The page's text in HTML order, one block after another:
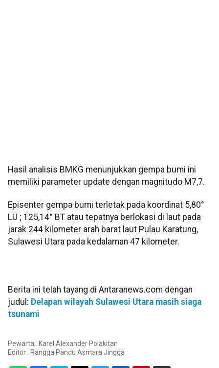
Hasil analisis BMKG menunjukkan gempa bumi ini
memiliki parameter update dengan magnitudo M7,7.
Episenter gempa bumi terletak pada koordinat 5,80°
LU ; 125,14° BT atau tepatnya berlokasi di laut pada
jarak 244 kilometer arah barat laut Pulau Karatung,
Sulawesi Utara pada kedalaman 47 kilometer.
Berita ini telah tayang di Antaranews.com dengan
judul: Delapan wilayah Sulawesi Utara masih siaga
tsunami
Pewarta : Karel Alexander Polakitan
Editor : Rangga Pandu Asmara Jingga